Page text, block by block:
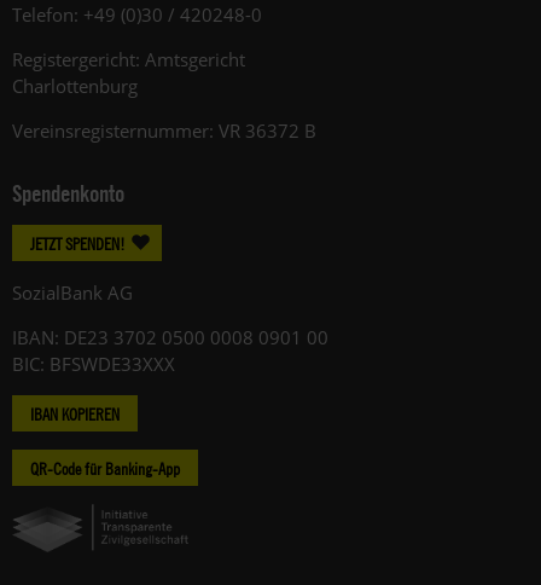
Telefon: +49 (0)30 / 420248-0
Registergericht: Amtsgericht
Charlottenburg
Vereinsregisternummer: VR 36372 B
Spendenkonto
JETZT SPENDEN!
SozialBank AG
IBAN: DE23 3702 0500 0008 0901 00
BIC: BFSWDE33XXX
IBAN KOPIEREN
QR-Code für Banking-App